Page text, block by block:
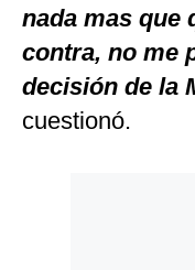
nada mas que
contra, no me
decisión de la
cuestionó.